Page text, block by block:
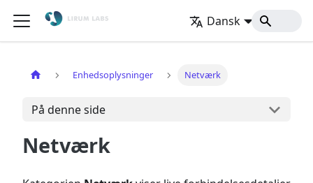
Dansk Hjem
Enhedsoplysninger Netværk
På denne side
Netværk